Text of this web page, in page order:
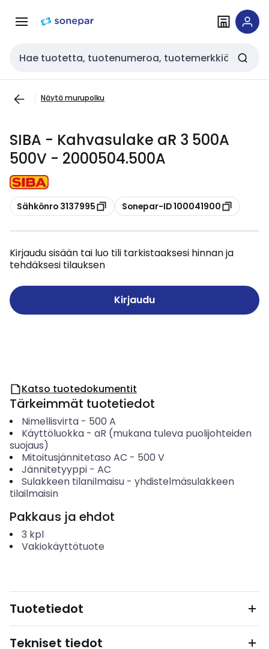
navigointiinsisältöön
Haku
Näytä murupolku
SIBA - Kahvasulake aR 3 500A
500V - 2000504.500A
Kopioi
Sähkönro 3137995 Kopioi
Sonepar-ID 100041900
Kirjaudu sisään tai luo tili tarkistaaksesi hinnan ja
tehdäksesi tilauksen
Kirjaudu
Katso tuotedokumentit
Tärkeimmät tuotetiedot
Nimellisvirta- 500 A
Käyttöluokka- aR (mukana tuleva puolijohteiden
suojaus)
Mitoitusjännitetaso AC - 500 V
Jännitetyyppi- AC
Sulakkeen tilanilmaisu- yhdistelmäsulakkeen
tilailmaisin
Pakkaus ja ehdot
3 kpl
Vakiokäyttötuote
Tuotetiedot
Tekniset tiedot